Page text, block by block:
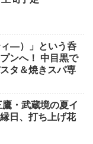
―）」という呑
ンへ！ 中目黒で
タ＆焼きスパ専
鷹・武蔵境の夏イ
日、打ち上げ花